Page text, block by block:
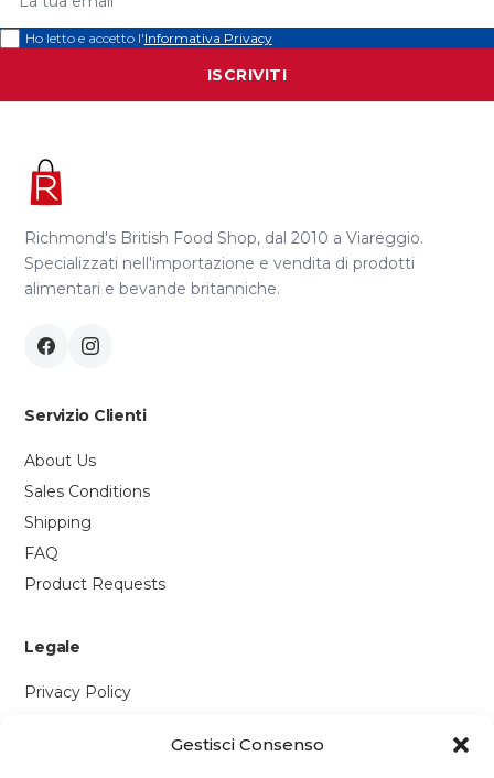
Gestisci Consenso
Ho letto e accetto l'Informativa Privacy
ISCRIVITI
Richmond's British Food Shop, dal 2010 a Viareggio.
Specializzati nell'importazione e vendita di prodotti
alimentari e bevande britanniche.
Servizio Clienti
About Us
Sales Conditions
Shipping
FAQ
Product Requests
Legale
Privacy Policy